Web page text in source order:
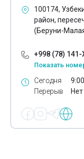
100174,
район,
(Беруни-
+998 (78) 141-
Показать
Сегодня
Перерыв